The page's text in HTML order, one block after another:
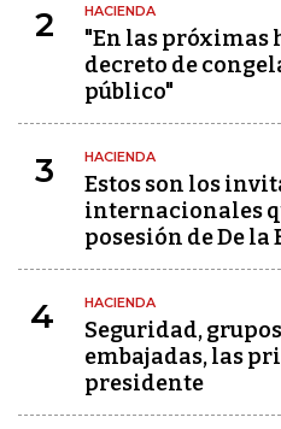
2 HACIENDA
"En las próximas
decreto de
público"
3 HACIENDA
Estos son los
internacionales
posesión de De
4 HACIENDA
Seguridad,
embajadas, las
presidente